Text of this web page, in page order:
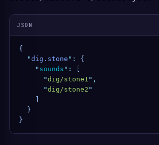
JSON
{
  "
dig.stone " :
{
    "
sounds " :
      "
dig/stone1 " ,
      "
dig/stone2 "
  }
}